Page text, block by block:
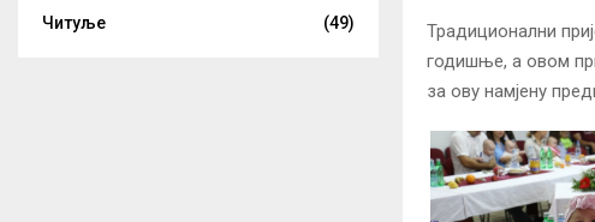
Традиционални
годишње, а овом
за ову намјену
Читуље
(49)